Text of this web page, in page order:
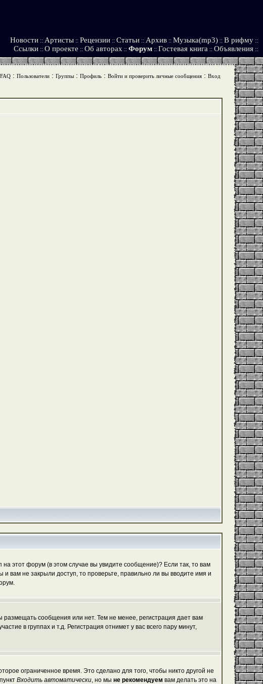
Новости :: Артисты :: Рецензии :: Статьи :: Архив :: Музыка(mp3) :: В рифму ::
Ссылки :: О проекте :: Об авторах :: Форум :: Гостевая книга :: Объявления ::
FAQ: Пользователи: Группы: Профиль: Войти и проверить личные сообщения: Вход
этот форум (в этом случае вы увидите сообщение)? Если так, то вам
вам не закрыли доступ, то проверьте, правильно ли вы вводите имя и
размещать сообщения или нет. Тем не менее, регистрация дает вам
в группах и т.д. Регистрация отнимет у вас всего пару минут,
ограниченное время. Это сделано для того, чтобы никто другой не
Входить автоматически, но мы не рекомендуем вам делать это на